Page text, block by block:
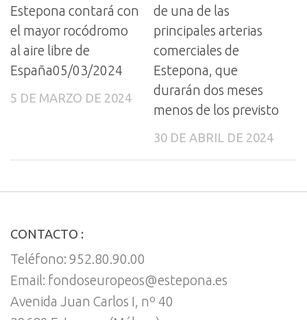
Estepona contará con
el mayor rocódromo
al aire libre de
España05/03/2024
5 DE MARZO DE 2024
de una de las
principales arterias
comerciales de
Estepona, que
durarán dos meses
menos de los previsto
30 DE ABRIL DE 2024
CONTACTO :
Teléfono: 952.80.90.00
Email: fondoseuropeos@estepona.es
Avenida Juan Carlos I, nº 40